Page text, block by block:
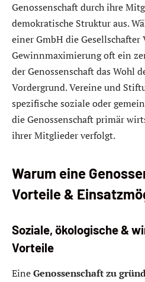
Genossenschaft durch ihre
demokratische Struktur aus.
einer GmbH die Gesellschafter
Gewinnmaximierung oft ein
der Genossenschaft das Wohl
Vordergrund. Vereine und
spezifische soziale oder
die Genossenschaft primär
ihrer Mitglieder verfolgt.
Warum eine
Vorteile &
Soziale, ökologische &
Vorteile
EineGenossenschaft zu